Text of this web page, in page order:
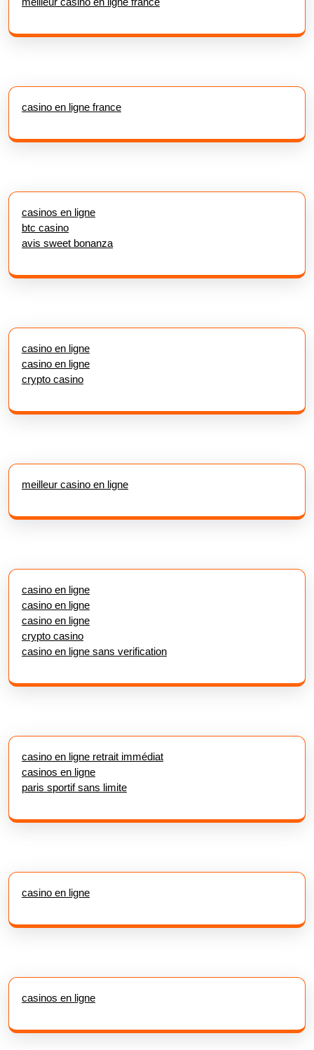
casino en ligne france
casinos en ligne
btc casino
avis sweet bonanza
casino en ligne
casino en ligne
crypto casino
meilleur casino en ligne
casino en ligne
casino en ligne
casino en ligne
crypto casino
casino en ligne sans verification
casino en ligne retrait immédiat
casinos en ligne
paris sportif sans limite
casino en ligne
casinos en ligne